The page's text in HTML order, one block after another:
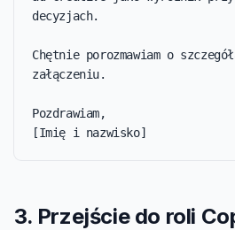
decyzjach.
Chętnie porozmawiam o
załączeniu.
Pozdrawiam,
[Imię i nazwisko]
3. Przejście do roli